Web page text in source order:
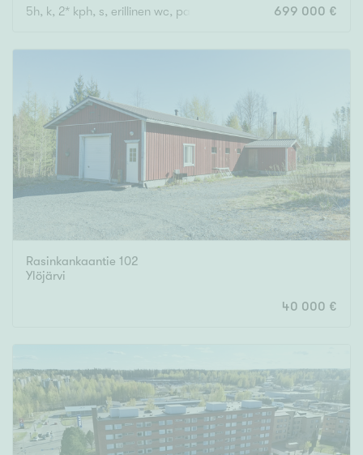
Oma sauna
5h, k, 2* kph, s, erillinen wc, parveke, terassi 699 000 €
Rasinkankaantie 102
Ylöjärvi
40 000 €